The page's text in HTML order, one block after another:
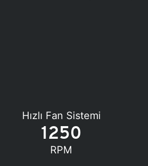
Hızlı Fan Sistemi
1250
RPM